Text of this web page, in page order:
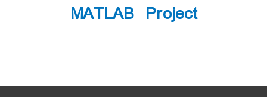
MATLAB Project